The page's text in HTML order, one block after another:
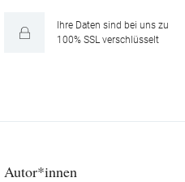
Ihre Daten sind bei uns zu
100% SSL verschlüsselt
Autor*innen